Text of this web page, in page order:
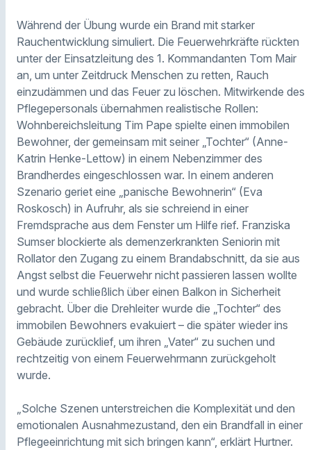
Während der Übung wurde ein Brand mit starker
Rauchentwicklung simuliert. Die Feuerwehrkräfte rückten
unter der Einsatzleitung des 1. Kommandanten Tom Mair
an, um unter Zeitdruck Menschen zu retten, Rauch
einzudämmen und das Feuer zu löschen. Mitwirkende des
Pflegepersonals übernahmen realistische Rollen:
Wohnbereichsleitung Tim Pape spielte einen immobilen
Bewohner, der gemeinsam mit seiner „Tochter“ (Anne-
Katrin Henke-Lettow) in einem Nebenzimmer des
Brandherdes eingeschlossen war. In einem anderen
Szenario geriet eine „panische Bewohnerin“ (Eva
Roskosch) in Aufruhr, als sie schreiend in einer
Fremdsprache aus dem Fenster um Hilfe rief. Franziska
Sumser blockierte als demenzerkrankten Seniorin mit
Rollator den Zugang zu einem Brandabschnitt, da sie aus
Angst selbst die Feuerwehr nicht passieren lassen wollte
und wurde schließlich über einen Balkon in Sicherheit
gebracht. Über die Drehleiter wurde die „Tochter“ des
immobilen Bewohners evakuiert – die später wieder ins
Gebäude zurücklief, um ihren „Vater“ zu suchen und
rechtzeitig von einem Feuerwehrmann zurückgeholt
wurde.
„Solche Szenen unterstreichen die Komplexität und den
emotionalen Ausnahmezustand, den ein Brandfall in einer
Pflegeeinrichtung mit sich bringen kann“, erklärt Hurtner.